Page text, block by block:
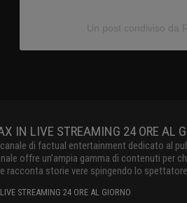
Un post condiviso da
IN LIVE STREAMING 24 ORE AL
di factual entertainment dedicato al
offre un’ampia gamma di contenuti per
racconta storie vere spingendo lo
e produzioni locali dedicate a survival,
STREAMING 24 ORE AL GIORNO